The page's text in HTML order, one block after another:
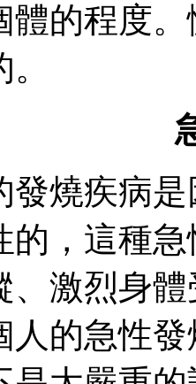
體的程度
發燒疾病
的，這種
、激烈身
人的急性